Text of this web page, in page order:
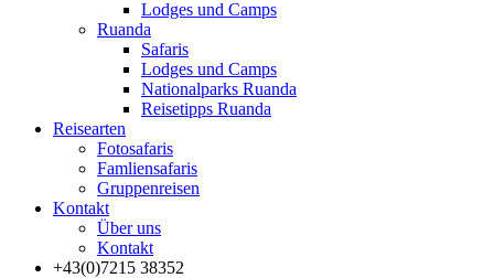
Lodges und Camps
Ruanda
Safaris
Lodges und Camps
Nationalparks Ruanda
Reisetipps Ruanda
Reisearten
Fotosafaris
Famliensafaris
Gruppenreisen
Kontakt
Über uns
Kontakt
+43(0)7215 38352